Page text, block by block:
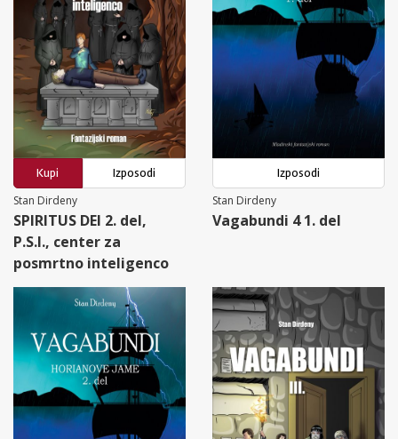
Kupi
Izposodi
Stan Dirdeny
SPIRITUS DEI 2. del,
P.S.I., center za
posmrtno inteligenco
Izposodi
Stan Dirdeny
Vagabundi 4 1. del